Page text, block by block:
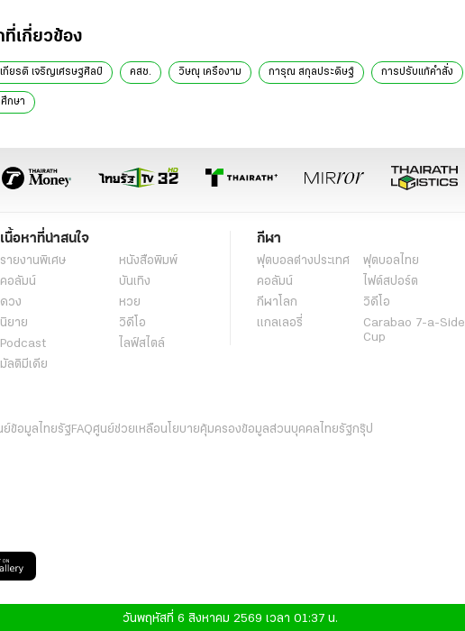
เกี่ยวข้อง
กียรติ เจริญเศรษฐศิลป์ คสช. วิษณุ เครืองาม การุณ สกุลประดิษฐ์ การปรับแก้คำสั่ง
กษา
เนื้อหาที่น่าสนใจ
รายงานพิเศษ
หนังสือพิมพ์
คอลัมน์
บันเทิง
ดวง
หวย
นิยาย
วิดีโอ
Podcast
ไลฟ์สไตล์
มัลติมีเดีย
กีฬา
ฟุตบอลต่่างประเทศ
ฟุตบอลไทย
คอลัมน์
ไฟต์สปอร์ต
กีฬาโลก
วิดีโอ
แกลเลอรี่
Carabao 7-a-Side
Cup
ย์ข้อมูลไทยรัฐFAQศูนย์ช่วยเหลือนโยบายคุ้มครองข้อมูลส่วนบุคคลไทยรัฐกรุ๊ป
วันพฤหัสที่ 6 สิงหาคม 2569 เวลา 01:37 น.